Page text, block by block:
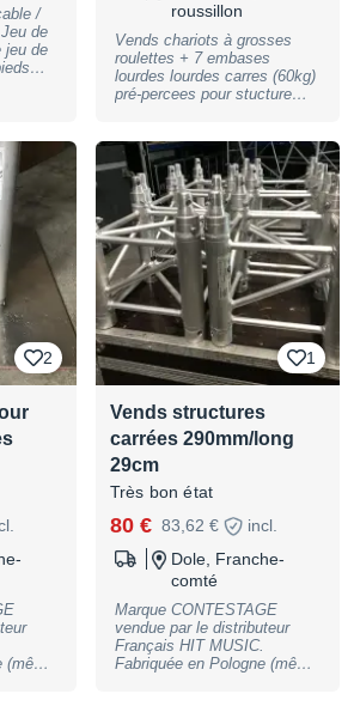
/
91
roussillon
Vends chariots à grosses
roulettes + 7 embases
lourdes lourdes carres (60kg)
pré-percees pour stucture
le chariot de transport ainsi
que les 7 embases sont
incluses... A venir recuperer
à Peret 34800 Herault
2 1
Vends structures
carrées 290mm/long
29cm
Très bon état
80 € 83,62 €
incl.
Dole, Franche-
comté
Marque CONTESTAGE
vendue par le distributeur
Français HIT MUSIC.
Fabriquée en Pologne (même